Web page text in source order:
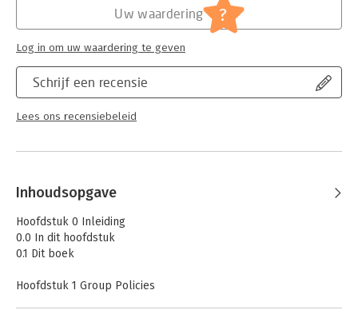
Hoofdrubriek: IT-management / ICT
Schrijf een recensie
Lees ons recensiebeleid
Uw waardering ?
Log in om uw waardering te geven
Inhoudsopgave
Hoofdstuk 0 Inleiding
0.0 In dit hoofdstuk
0.1 Dit boek
Hoofdstuk 1 Group Policies